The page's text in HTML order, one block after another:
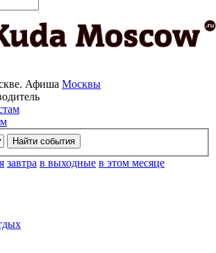
Афиша Москвы
завтра в выходные в этом месяце